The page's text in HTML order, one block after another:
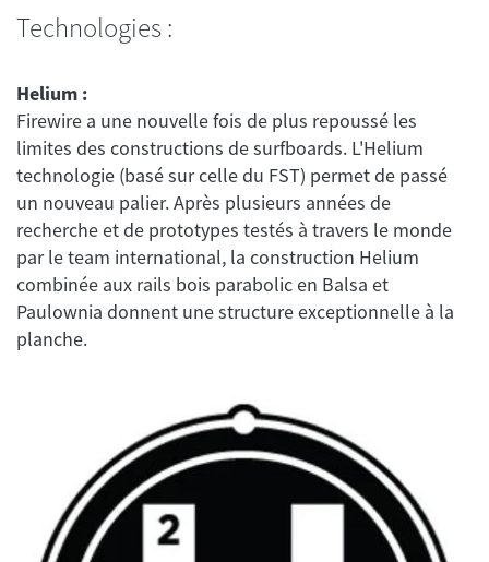
Technologies :
Helium :
Firewire a une nouvelle fois de plus repoussé les
limites des constructions de surfboards. L'Helium
technologie (basé sur celle du FST) permet de passé
un nouveau palier. Après plusieurs années de
recherche et de prototypes testés à travers le monde
par le team international, la construction Helium
combinée aux rails bois parabolic en Balsa et
Paulownia donnent une structure exceptionnelle à la